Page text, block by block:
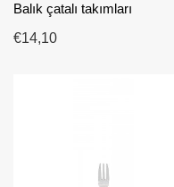
Balık çatalı takımları
€14,10